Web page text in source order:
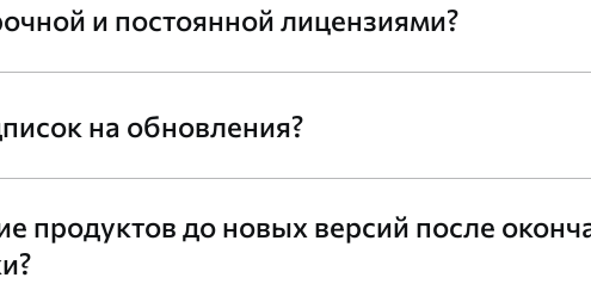
и постоянной лицензиями?
на обновления?
продуктов до новых версий после